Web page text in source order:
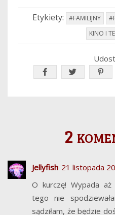
Etykiety: #FAMILIJNY
KINO I
2
Jellyfish 21 listopada
O kurczę! Wypada
tego nie
sądziłam, że będzie